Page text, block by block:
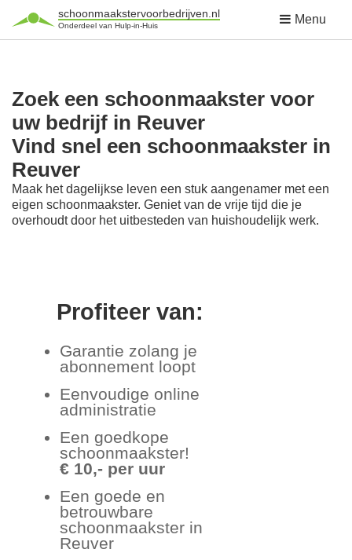
schoonmaakstervoorbedrijven.nl
Onderdeel van Hulp-in-Huis Menu
Zoek een schoonmaakster voor
uw bedrijf in Reuver
Vind snel een schoonmaakster in
Reuver
Maak het dagelijkse leven een stuk aangenamer met een
eigen schoonmaakster. Geniet van de vrije tijd die je
overhoudt door het uitbesteden van huishoudelijk werk.
Profiteer van:
Garantie zolang je
abonnement loopt
Eenvoudige online
administratie
Een goedkope
schoonmaakster!
€ 10,- per uur
Een goede en
betrouwbare
schoonmaakster in
Reuver